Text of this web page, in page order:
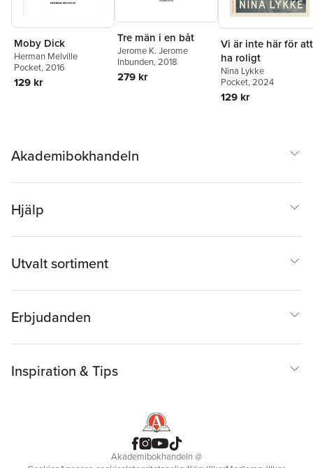
Moby Dick
Herman Melville
Pocket, 2016
129 kr
Tre män i en båt
Jerome K. Jerome
Inbunden, 2018
279 kr
Vi är inte här för att
ha roligt
Nina Lykke
Pocket, 2024
129 kr
Akademibokhandeln
Hjälp
Utvalt sortiment
Erbjudanden
Inspiration & Tips
Akademibokhandeln@